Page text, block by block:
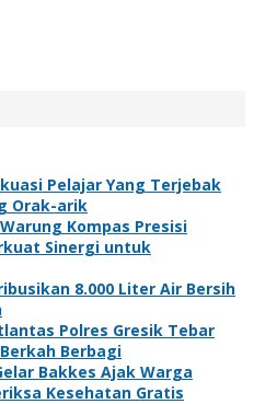
Pelajar Yang Terjebak
Orak-arik
Kompas Presisi
Sinergi untuk
8.000 Liter Air Bersih
Polres Gresik Tebar
Berbagi
Bakkes Ajak Warga
Kesehatan Gratis